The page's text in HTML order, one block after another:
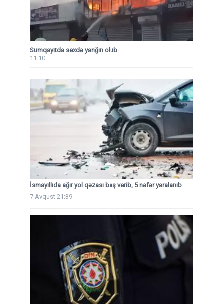
Sumqayıtda sexdə yanğın olub
11:10
İsmayıllıda ağır yol qəzası baş verib, 5 nəfər yaralanıb
7 Avqust 21:39